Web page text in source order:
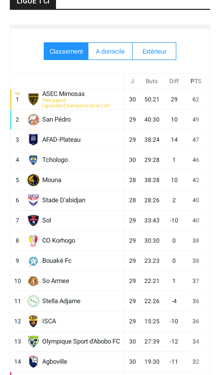
Classement A domicile Extèrieur
J Buts Diff PTS
1
ASEC Mimosas
Titre gagné
Ligue des Champions de la CAF
30 50:21 29 62
2 San Pédro 29 40:30 10 49
3 AFAD-Plateau 29 38:24 14 47
4 Tchologo 30 29:28 1 46
5 Mouna 28 38:28 10 42
6 Stade D'abidjan 28 28:26 2 40
7 Sol 29 33:43 -10 40
8 CO Korhogo 29 30:30 0 38
9 Bouaké Fc 29 23:23 0 38
10 So Armee 29 22:21 1 37
11 Stella Adjame 29 22:26 -4 36
12 ISCA 29 15:25 -10 36
13 Olympique Sport d'Abobo FC 30 27:39 -12 34
14 Agboville 30 19:30 -11 32